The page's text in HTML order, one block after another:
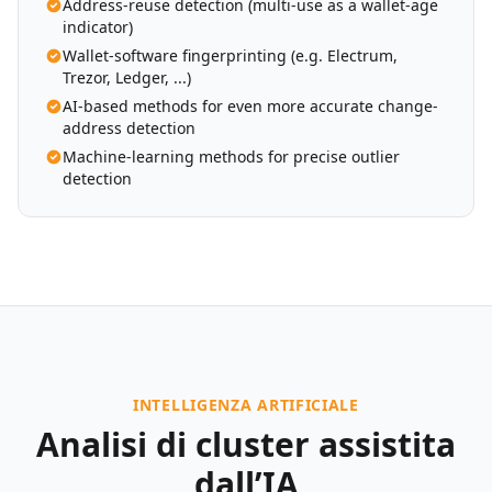
Address-reuse detection (multi-use as a wallet-age
indicator)
Wallet-software fingerprinting (e.g. Electrum,
Trezor, Ledger, ...)
AI-based methods for even more accurate change-
address detection
Machine-learning methods for precise outlier
detection
INTELLIGENZA ARTIFICIALE
Analisi di cluster assistita